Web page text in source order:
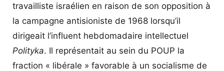
travailliste israélien en raison de son opposition à
la campagne antisioniste de 1968 lorsqu’il
dirigeait l’influent hebdomadaire intellectuel
Polityka. Il représentait au sein du POUP la
fraction « libérale » favorable à un socialisme de